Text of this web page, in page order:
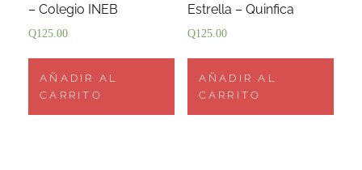
– Colegio INEB
Q125.00
AÑADIR AL
CARRITO
Estrella – Quinfica
Q125.00
AÑADIR AL
CARRITO